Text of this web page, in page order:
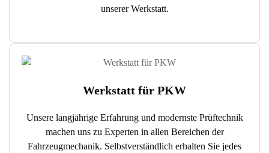
unserer Werkstatt.
Werkstatt für PKW
Unsere langjährige Erfahrung und modernste Prüftechnik
machen uns zu Experten in allen Bereichen der
Fahrzeugmechanik. Selbstverständlich erhalten Sie jedes